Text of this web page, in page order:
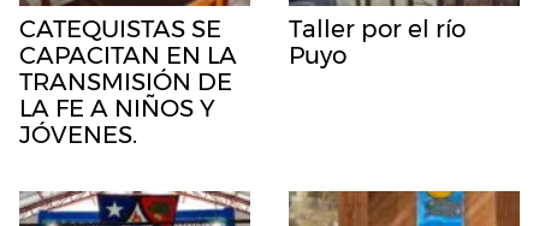
CATEQUISTAS SE
CAPACITAN EN LA
TRANSMISIÓN DE
LA FE A NIÑOS Y
JÓVENES.
Taller por el río
Puyo